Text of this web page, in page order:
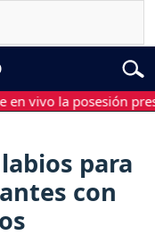
vivo la posesión
para
con